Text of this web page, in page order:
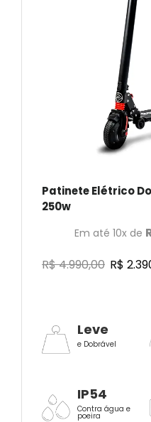
Patinete Elétrico
250w
Em até 10x de
R$4.990,00 R$
Leve
e Dobrável
IP54
Contra água e
poeira